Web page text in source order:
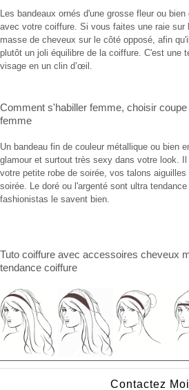
Les bandeaux ornés d'une grosse fleur ou
avec votre coiffure. Si vous faites une raie sur
masse de cheveux sur le côté opposé, afin
plutôt un joli équilibre de la coiffure. C'est une
visage en un clin d’œil.
Comment s'habiller femme, choisir
femme
Un bandeau fin de couleur métallique ou bien
glamour et surtout très sexy dans votre look.
votre petite robe de soirée, vos talons
soirée. Le doré ou l'argenté sont ultra
fashionistas le savent bien.
Tuto coiffure avec accessoires cheveux
tendance coiffure
Contactez Moi